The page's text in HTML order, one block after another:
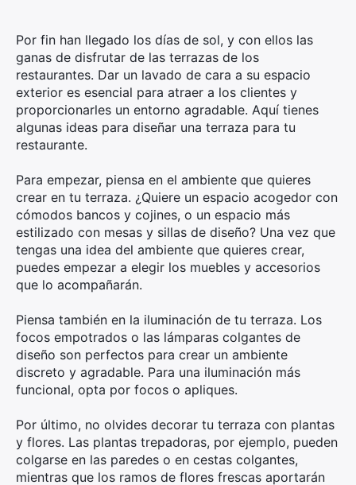
Por fin han llegado los días de sol, y con ellos las
ganas de disfrutar de las terrazas de los
restaurantes. Dar un lavado de cara a su espacio
exterior es esencial para atraer a los clientes y
proporcionarles un entorno agradable. Aquí tienes
algunas ideas para diseñar una terraza para tu
restaurante.
Para empezar, piensa en el ambiente que quieres
crear en tu terraza. ¿Quiere un espacio acogedor con
cómodos bancos y cojines, o un espacio más
estilizado con mesas y sillas de diseño? Una vez que
tengas una idea del ambiente que quieres crear,
puedes empezar a elegir los muebles y accesorios
que lo acompañarán.
Piensa también en la iluminación de tu terraza. Los
focos empotrados o las lámparas colgantes de
diseño son perfectos para crear un ambiente
discreto y agradable. Para una iluminación más
funcional, opta por focos o apliques.
Por último, no olvides decorar tu terraza con plantas
y flores. Las plantas trepadoras, por ejemplo, pueden
colgarse en las paredes o en cestas colgantes,
mientras que los ramos de flores frescas aportarán